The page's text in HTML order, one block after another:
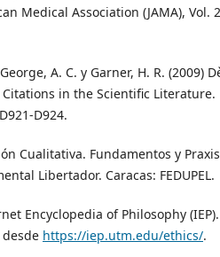
Medical Association (JAMA), Vol.
A. C. y Garner, H. R. (2009)
in the Scientific Literature.
D924.
Cualitativa. Fundamentos y
Libertador. Caracas: FEDUPEL.
Encyclopedia of Philosophy (IEP).
https://iep.utm.edu/ethics/.